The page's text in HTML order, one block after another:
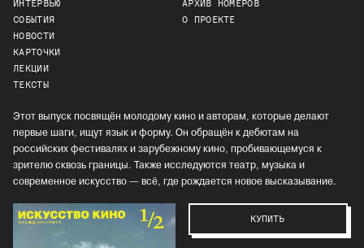
ИНТЕРВЬЮ
СОБЫТИЯ
НОВОСТИ
КАРТОЧКИ
ЛЕКЦИИ
ТЕКСТЫ
АРХИВ НОМЕРОВ
О ПРОЕКТЕ
Этот выпуск посвящён молодому кино и авторам, которые делают
первые шаги, ищут язык и форму. Он обращён к дебютам на
российских фестивалях и зарубежному кино, пробивающемуся к
зрителю сквозь границы. Также исследуются театр, музыка и
современное искусство — всё, где рождается новое высказывание.
КУПИТЬ